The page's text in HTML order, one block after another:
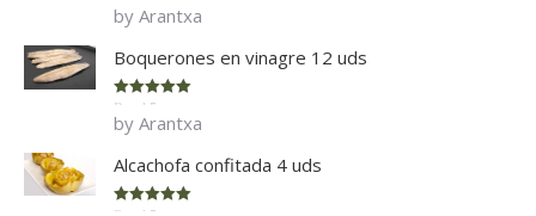
of 5
by Arantxa
Boquerones en vinagre 12 uds
Rated 5
of 5
by Arantxa
Alcachofa confitada 4 uds